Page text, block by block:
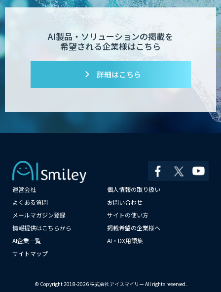
AI製品・ソリューションの掲載を
希望される企業様はこちら
詳細はこちら
運営会社
個人情報の取り扱い
よくある質問
お問い合わせ
メールマガジン登録
サイトの使い方
情報提供はこちらから
掲載希望の企業様へ
AI企業一覧
AI・DX用語集
サイトマップ
© Copyright 2018-2026 株式会社アイスマイリー All rights reserved.